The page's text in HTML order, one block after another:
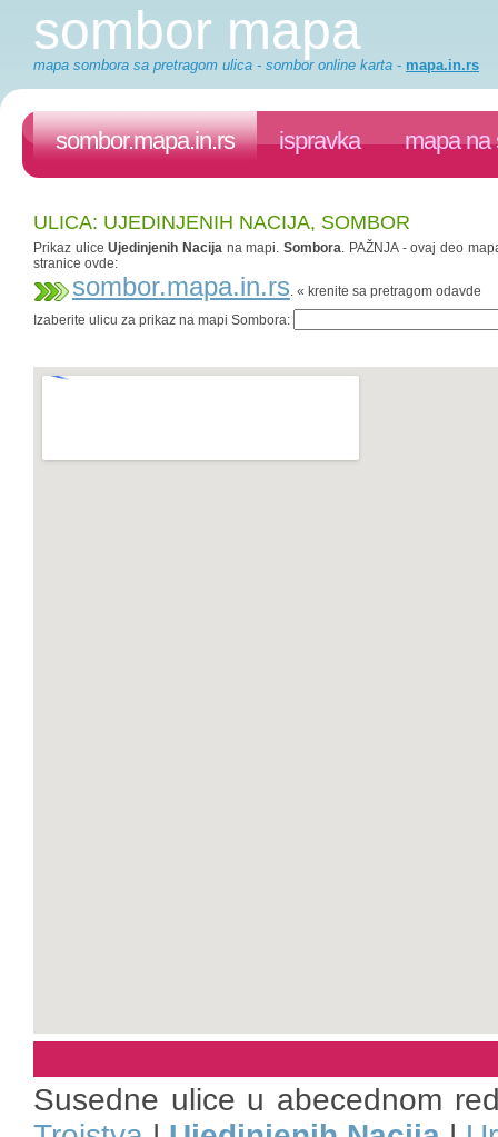
sombor mapa
mapa sombora sa pretragom ulica - sombor online karta - mapa.in.rs
sombor.mapa.in.rs ispravka mapa na
ULICA: UJEDINJENIH NACIJA, SOMBOR
Prikaz uliceUjedinjenih Nacija na mapi.Sombora. PAŽNJA - ovaj deo
stranice ovde:
sombor.mapa.in.rs. « krenite sa pretragom odavde
Izaberite ulicu za prikaz na mapi Sombora:
Susedne ulice u abecednom